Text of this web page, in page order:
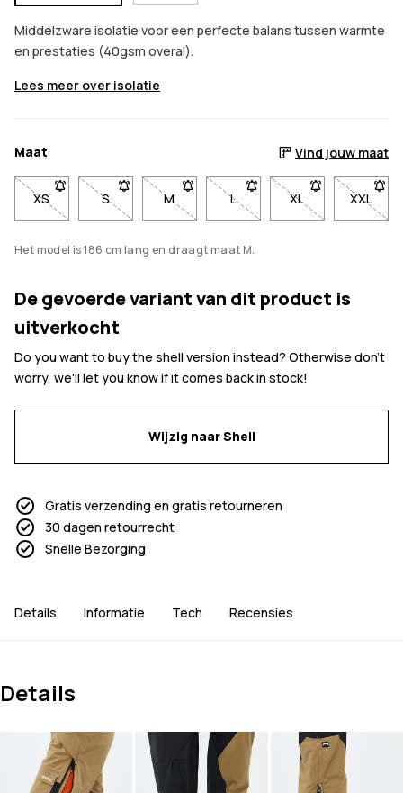
Middelzware isolatie voor een perfecte balans tussen warmte
en prestaties (40gsm overal).
Lees meer over isolatie
Maat Vind jouw maat
XS- Maat XS niet beschikbaar. Klik om op de hoogte te
S- Maat S niet beschikbaar. Klik om op de hoogte
M- Maat M niet beschikbaar. Klik om op
L- Maat L niet beschikbaar.
XL- Maat XL niet
XXL- Maat
Het model is 186 cm lang en draagt maat M.
De gevoerde variant van dit product is
uitverkocht
Do you want to buy the shell version instead? Otherwise don't
worry, we'll let you know if it comes back in stock!
Wijzig naar Shell
Gratis verzending en gratis retourneren
30 dagen retourrecht
Snelle Bezorging
Details Informatie Tech Recensies
Details